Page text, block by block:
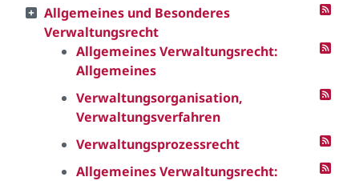
Allgemeines und Besonderes
Verwaltungsrecht
Allgemeines Verwaltungsrecht:
Allgemeines
Verwaltungsorganisation,
Verwaltungsverfahren
Verwaltungsprozessrecht
Allgemeines Verwaltungsrecht: